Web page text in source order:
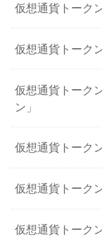
仮想通貨トーク
仮想通貨トーク
仮想通貨トーク
ン」
仮想通貨トーク
仮想通貨トーク
仮想通貨トーク